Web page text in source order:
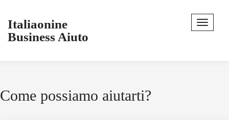
Italiaonine
Business Aiuto
Come possiamo aiutarti?